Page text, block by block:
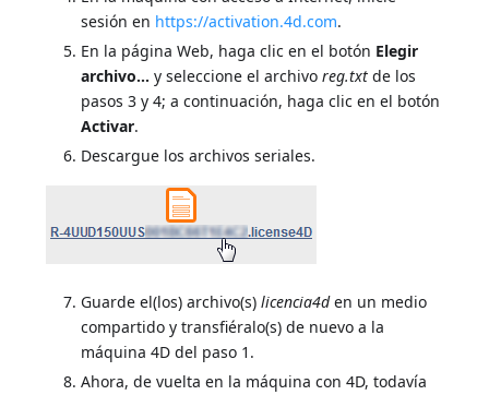
sesión en https://activation.4d.com.
En la página Web, haga clic en el botón Elegir
archivo... y seleccione el archivoreg.txt de los
pasos 3 y 4; a continuación, haga clic en el botón
Activar.
Descargue los archivos seriales.
Guarde el(los) archivo(s)licencia4den un medio
compartido y transfiéralo(s) de nuevo a la
máquina 4D del paso 1.
Ahora, de vuelta en la máquina con 4D, todavía